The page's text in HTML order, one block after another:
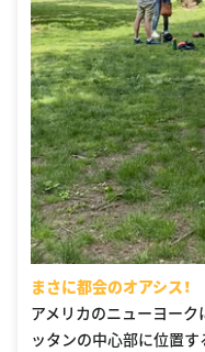
まさに都会のオアシス！
アメリカのニューヨーク
ッタンの中心部に位置す